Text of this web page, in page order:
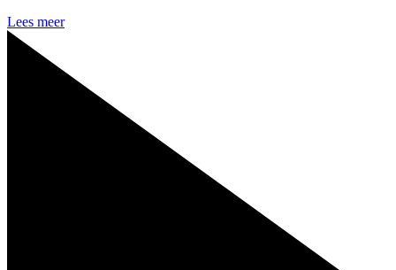
Lees meer